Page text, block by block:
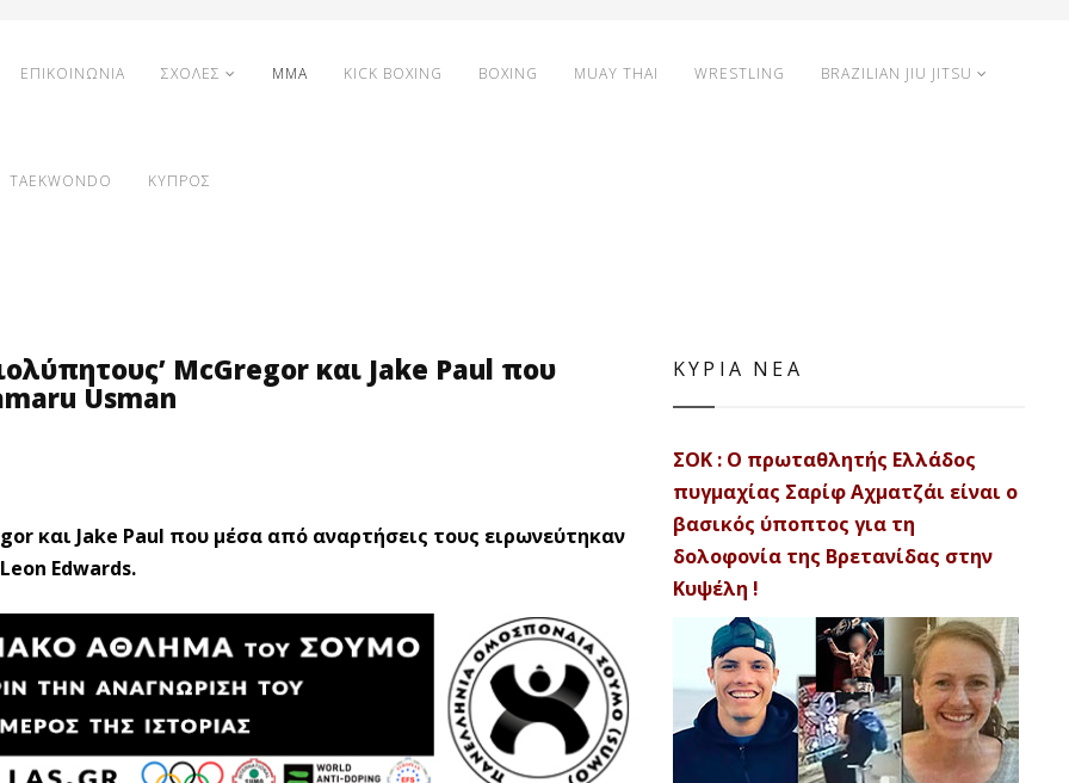
ΕΠΙΚΟΙΝΩΝΙΑ ΣΧΟΛΕΣ MMA KICK BOXING BOXING MUAY THAI WRESTLING BRAZILIAN JIU JITSU
TAEKWONDO ΚΥΠΡΟΣ
McGregor και Jake Paul που
Usman
και Jake Paul που μέσα από αναρτήσεις τους ειρωνεύτηκαν
Edwards.
ΚΥΡΙΑ ΝΕΑ
ΣΟΚ : Ο πρωταθλητής Ελλάδος
πυγμαχίας Σαρίφ Αχματζάι είναι ο
βασικός ύποπτος για τη
δολοφονία της Βρετανίδας στην
Κυψέλη !